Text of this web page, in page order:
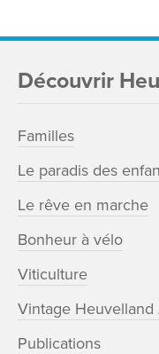
Découvrir
Familles
Le paradis des
Le rêve en marche
Bonheur à vélo
Viticulture
Vintage Heuvelland
Publications